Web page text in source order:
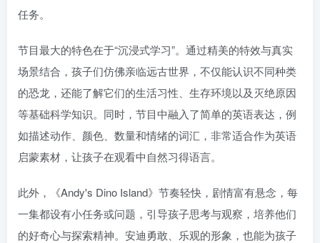
任务。
节目最大的特色在于“沉浸式学习”。通过精美的特效与真实
场景结合，孩子们仿佛亲临远古世界，不仅能认识不同种类
的恐龙，还能了解它们的生活习性、生存环境以及灭绝原因
等基础科学知识。同时，节目中融入了简单的英语表达，例
如描述动作、颜色、数量和情绪的词汇，非常适合作为英语
启蒙素材，让孩子在观看中自然习得语言。
此外，《Andy's Dino Island》节奏轻快，剧情富有悬念，每
一集都设有小任务或问题，引导孩子思考与观察，培养他们
的好奇心与探索精神。安迪勇敢、乐观的形象，也能为孩子